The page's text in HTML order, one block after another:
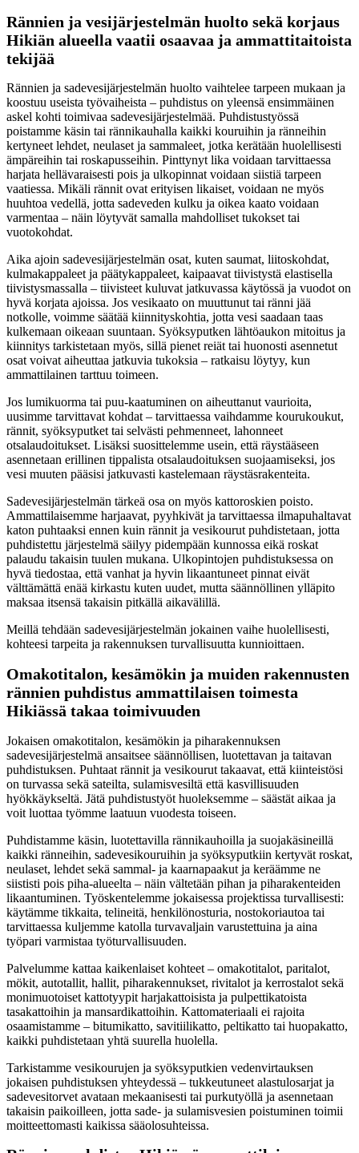
Rännien ja vesijärjestelmän huolto sekä korjaus
Hikiän alueella vaatii osaavaa ja ammattitaitoista
tekijää
Rännien ja sadevesijärjestelmän huolto vaihtelee tarpeen mukaan ja
koostuu useista työvaiheista – puhdistus on yleensä ensimmäinen
askel kohti toimivaa sadevesijärjestelmää. Puhdistustyössä
poistamme käsin tai rännikauhalla kaikki kouruihin ja ränneihin
kertyneet lehdet, neulaset ja sammaleet, jotka kerätään huolellisesti
ämpäreihin tai roskapusseihin. Pinttynyt lika voidaan tarvittaessa
harjata hellävaraisesti pois ja ulkopinnat voidaan siistiä tarpeen
vaatiessa. Mikäli rännit ovat erityisen likaiset, voidaan ne myös
huuhtoa vedellä, jotta sadeveden kulku ja oikea kaato voidaan
varmentaa – näin löytyvät samalla mahdolliset tukokset tai
vuotokohdat.
Aika ajoin sadevesijärjestelmän osat, kuten saumat, liitoskohdat,
kulmakappaleet ja päätykappaleet, kaipaavat tiivistystä elastisella
tiivistysmassalla – tiivisteet kuluvat jatkuvassa käytössä ja vuodot on
hyvä korjata ajoissa. Jos vesikaato on muuttunut tai ränni jää
notkolle, voimme säätää kiinnityskohtia, jotta vesi saadaan taas
kulkemaan oikeaan suuntaan. Syöksyputken lähtöaukon mitoitus ja
kiinnitys tarkistetaan myös, sillä pienet reiät tai huonosti asennetut
osat voivat aiheuttaa jatkuvia tukoksia – ratkaisu löytyy, kun
ammattilainen tarttuu toimeen.
Jos lumikuorma tai puu-kaatuminen on aiheuttanut vaurioita,
uusimme tarvittavat kohdat – tarvittaessa vaihdamme kourukoukut,
rännit, syöksyputket tai selvästi pehmenneet, lahonneet
otsalaudoitukset. Lisäksi suosittelemme usein, että räystääseen
asennetaan erillinen tippalista otsalaudoituksen suojaamiseksi, jos
vesi muuten pääsisi jatkuvasti kastelemaan räystäsrakenteita.
Sadevesijärjestelmän tärkeä osa on myös kattoroskien poisto.
Ammattilaisemme harjaavat, pyyhkivät ja tarvittaessa ilmapuhaltavat
katon puhtaaksi ennen kuin rännit ja vesikourut puhdistetaan, jotta
puhdistettu järjestelmä säilyy pidempään kunnossa eikä roskat
palaudu takaisin tuulen mukana. Ulkopintojen puhdistuksessa on
hyvä tiedostaa, että vanhat ja hyvin likaantuneet pinnat eivät
välttämättä enää kirkastu kuten uudet, mutta säännöllinen ylläpito
maksaa itsensä takaisin pitkällä aikavälillä.
Meillä tehdään sadevesijärjestelmän jokainen vaihe huolellisesti,
kohteesi tarpeita ja rakennuksen turvallisuutta kunnioittaen.
Omakotitalon, kesämökin ja muiden rakennusten
rännien puhdistus ammattilaisen toimesta
Hikiässä takaa toimivuuden
Jokaisen omakotitalon, kesämökin ja piharakennuksen
sadevesijärjestelmä ansaitsee säännöllisen, luotettavan ja taitavan
puhdistuksen. Puhtaat rännit ja vesikourut takaavat, että kiinteistösi
on turvassa sekä sateilta, sulamisvesiltä että kasvillisuuden
hyökkäykseltä. Jätä puhdistustyöt huoleksemme – säästät aikaa ja
voit luottaa työmme laatuun vuodesta toiseen.
Puhdistamme käsin, luotettavilla rännikauhoilla ja suojakäsineillä
kaikki ränneihin, sadevesikouruihin ja syöksyputkiin kertyvät roskat,
neulaset, lehdet sekä sammal- ja kaarnapaakut ja keräämme ne
siististi pois piha-alueelta – näin vältetään pihan ja piharakenteiden
likaantuminen. Työskentelemme jokaisessa projektissa turvallisesti:
käytämme tikkaita, telineitä, henkilönosturia, nostokoriautoa tai
tarvittaessa kuljemme katolla turvavaljain varustettuina ja aina
työpari varmistaa työturvallisuuden.
Palvelumme kattaa kaikenlaiset kohteet – omakotitalot, paritalot,
mökit, autotallit, hallit, piharakennukset, rivitalot ja kerrostalot sekä
monimuotoiset kattotyypit harjakattoisista ja pulpettikatoista
tasakattoihin ja mansardikattoihin. Kattomateriaali ei rajoita
osaamistamme – bitumikatto, savitiilikatto, peltikatto tai huopakatto,
kaikki puhdistetaan yhtä suurella huolella.
Tarkistamme vesikourujen ja syöksyputkien vedenvirtauksen
jokaisen puhdistuksen yhteydessä – tukkeutuneet alastulosarjat ja
sadevesitorvet avataan mekaanisesti tai purkutyöllä ja asennetaan
takaisin paikoilleen, jotta sade- ja sulamisvesien poistuminen toimii
moitteettomasti kaikissa sääolosuhteissa.